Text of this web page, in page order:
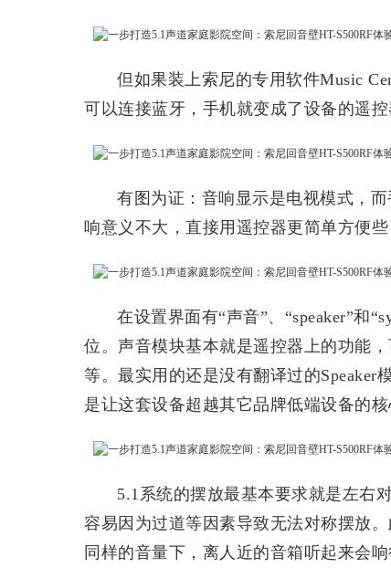
但如果装上索尼的专用软件Music
可以连接蓝牙，手机就变成了设备的遥
有图为证：音响显示是电视模式，
响意义不大，直接用遥控器更简单方便
在设置界面有“声音”、“speaker”和
位。声音模块基本就是遥控器上的功能
等。最实用的还是没有翻译过的Speaker
是让这套设备超越其它品牌低端设备的核
5.1系统的摆放最基本要求就是左右
容易因为过道等因素导致无法对称摆放
同样的音量下，离人近的音箱听起来会